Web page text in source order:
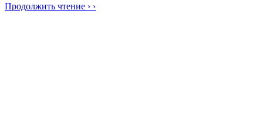
Продолжить чтение › ›